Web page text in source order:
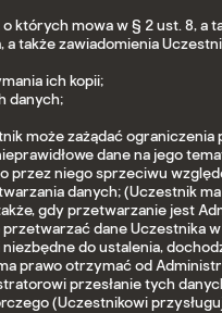
których mowa w § 2 ust. 8, a
także zawiadomienia
ich kopii;
danych;
może zażądać
dane na jego
przez niego sprzeciwu
danych; (Uczestnik
gdy przetwarzanie jest
dane Uczestnika
do ustalenia,
prawo otrzymać od
przesłanie tych
(Uczestnikowi